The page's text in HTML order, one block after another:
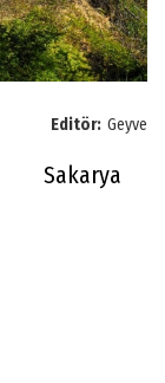
Editör: Geyve
Sakarya